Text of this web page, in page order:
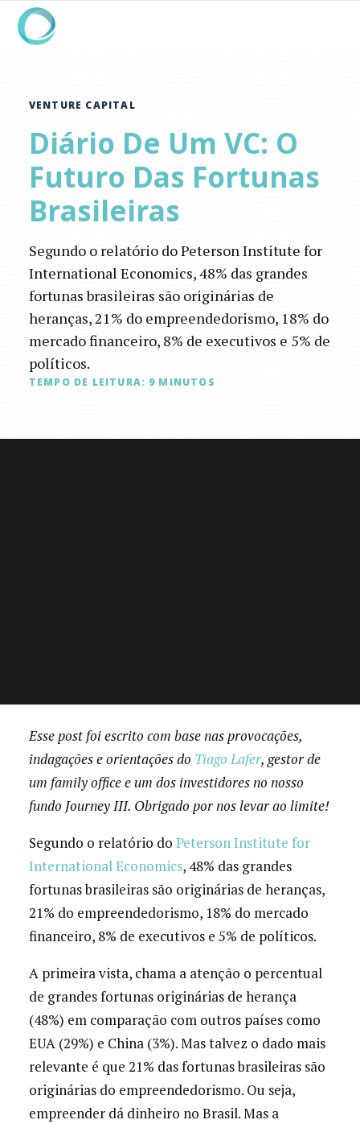
VENTURE CAPITAL
Diário De Um VC: O
Futuro Das Fortunas
Brasileiras
Segundo o relatório do Peterson Institute for
International Economics, 48% das grandes
fortunas brasileiras são originárias de
heranças, 21% do empreendedorismo, 18% do
mercado financeiro, 8% de executivos e 5% de
políticos.
TEMPO DE LEITURA: 9 MINUTOS
Esse post foi escrito com base nas provocações,
indagações e orientações do Tiago Lafer, gestor de
um family office e um dos investidores no nosso
fundo Journey III. Obrigado por nos levar ao limite!
Segundo o relatório do Peterson Institute for
International Economics, 48% das grandes
fortunas brasileiras são originárias de heranças,
21% do empreendedorismo, 18% do mercado
financeiro, 8% de executivos e 5% de políticos.
A primeira vista, chama a atenção o percentual
de grandes fortunas originárias de herança
(48%) em comparação com outros países como
EUA (29%) e China (3%). Mas talvez o dado mais
relevante é que 21% das fortunas brasileiras são
originárias do empreendedorismo. Ou seja,
empreender dá dinheiro no Brasil. Mas a